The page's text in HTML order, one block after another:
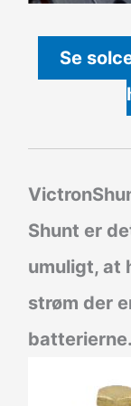
Se
Shunt er
umuligt, at
strøm der
batterierne.